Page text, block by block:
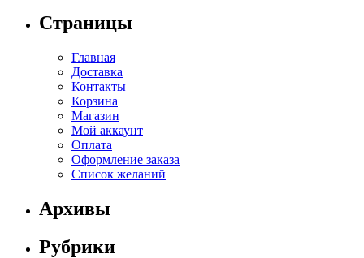
Страницы
Главная
Доставка
Контакты
Корзина
Магазин
Мой аккаунт
Оплата
Оформление заказа
Список желаний
Архивы
Рубрики